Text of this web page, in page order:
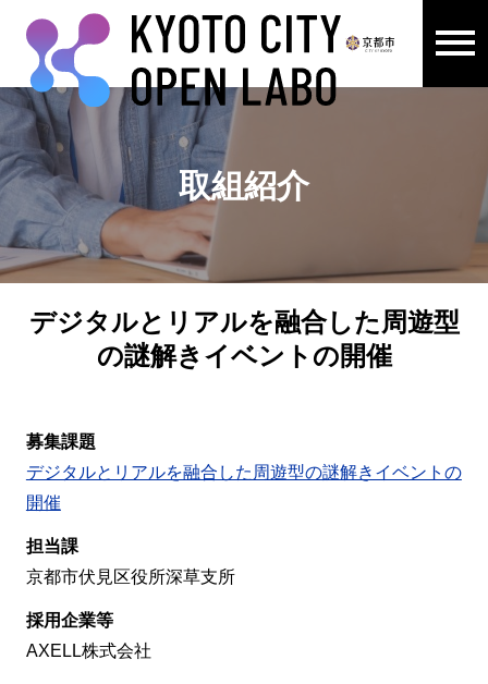
ここから本文です。
取組紹介
デジタルとリアルを融合した周遊型
の謎解きイベントの開催
募集課題
デジタルとリアルを融合した周遊型の謎解きイベントの
開催
担当課
京都市伏見区役所深草支所
採用企業等
AXELL株式会社